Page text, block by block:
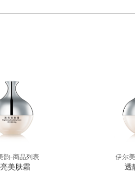
韵-商品列表
美肤霜
伊尔
透